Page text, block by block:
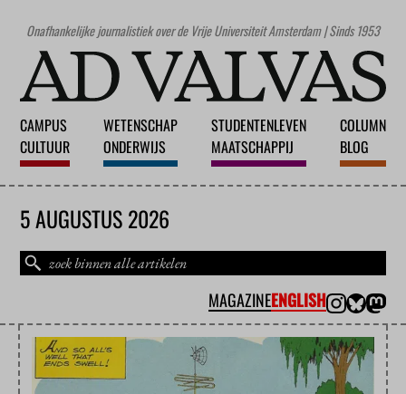
Onafhankelijke journalistiek over de Vrije Universiteit Amsterdam | Sinds 1953
CAMPUS
CULTUUR
WETENSCHAP
ONDERWIJS
STUDENTENLEVEN
MAATSCHAPPIJ
COLUMN
BLOG
5 AUGUSTUS 2026
MAGAZINEENGLISH